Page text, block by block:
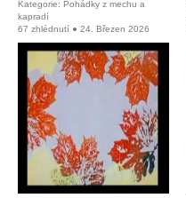
Kategorie: Pohádky z mechu a
kapradí
67 zhlédnutí ● 24. Březen 2026